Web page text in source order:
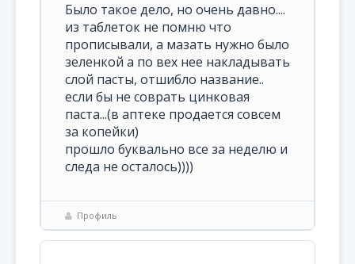
Было такое дело, но очень давно....
из таблеток не помню что
прописывали, а мазать нужно было
зеленкой а по вех нее накладывать
слой пасты, отшибло название..
если бы не соврать цинковая
паста...(в аптеке продается совсем
за копейки)
прошло буквально все за неделю и
следа не осталось))))
Профиль